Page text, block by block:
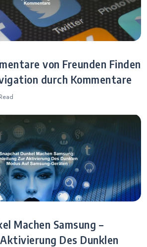
von Freunden Finden
durch Kommentare
Read
Machen Samsung –
Des Dunklen